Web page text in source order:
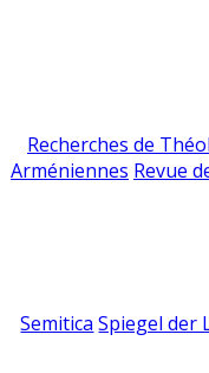
Recherches de
Arméniennes Revue
Semitica Spiegel der